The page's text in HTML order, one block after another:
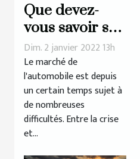
Que devez-
vous savoir sur
le malus
écologique ?
Dim. 2 janvier 2022 13h
Le marché de
l'automobile est depuis
un certain temps sujet à
de nombreuses
difficultés. Entre la crise
et...